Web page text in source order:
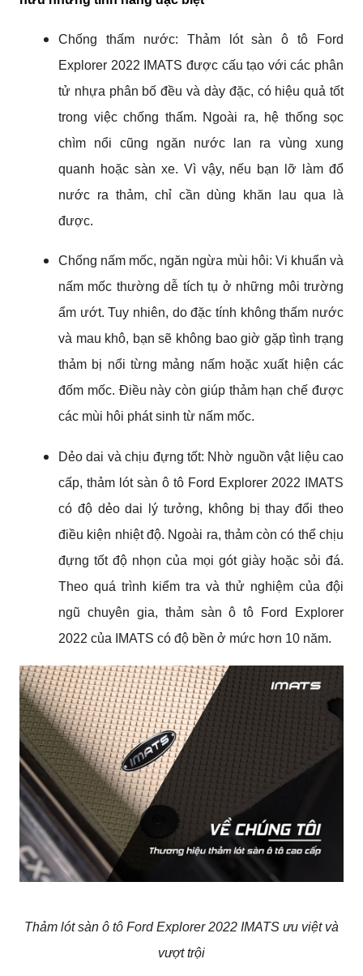
Chống thấm nước: Thảm lót sàn ô tô Ford
Explorer 2022 IMATS được cấu tạo với các phân
tử nhựa phân bố đều và dày đặc, có hiệu quả tốt
trong việc chống thấm. Ngoài ra, hệ thống sọc
chìm nổi cũng ngăn nước lan ra vùng xung
quanh hoặc sàn xe. Vì vậy, nếu bạn lỡ làm đổ
nước ra thảm, chỉ cần dùng khăn lau qua là
được.
Chống nấm mốc, ngăn ngừa mùi hôi: Vi khuẩn và
nấm mốc thường dễ tích tụ ở những môi trường
ẩm ướt. Tuy nhiên, do đặc tính không thấm nước
và mau khô, bạn sẽ không bao giờ gặp tình trạng
thảm bị nổi từng mảng nấm hoặc xuất hiện các
đốm mốc. Điều này còn giúp thảm hạn chế được
các mùi hôi phát sinh từ nấm mốc.
Dẻo dai và chịu đựng tốt: Nhờ nguồn vật liệu cao
cấp, thảm lót sàn ô tô Ford Explorer 2022 IMATS
có độ dẻo dai lý tưởng, không bị thay đổi theo
điều kiện nhiệt độ. Ngoài ra, thảm còn có thể chịu
đựng tốt độ nhọn của mọi gót giày hoặc sỏi đá.
Theo quá trình kiểm tra và thử nghiệm của đội
ngũ chuyên gia, thảm sàn ô tô Ford Explorer
2022 của IMATS có độ bền ở mức hơn 10 năm.
Thảm lót sàn ô tô Ford Explorer 2022 IMATS ưu việt và
vượt trội